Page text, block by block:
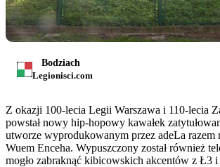
Bodziach
Legionisci.com
Z okazji 100-lecia Legii Warszawa i 110-lecia
powstał nowy hip-hopowy kawałek
utworze wyprodukowanym przez adeLa razem
Wuem Enceha. Wypuszczony został również
mogło zabraknąć kibicowskich akcentów z Ł3